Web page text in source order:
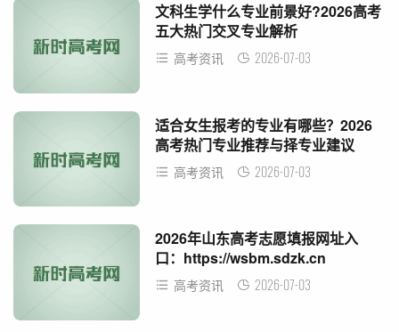
文科生学什么专业前景好?2026高考
五大热门交叉专业解析
高考资讯 2026-07-03
适合女生报考的专业有哪些？2026
高考热门专业推荐与择专业建议
高考资讯 2026-07-03
2026年山东高考志愿填报网址入
口：https://wsbm.sdzk.cn
高考资讯 2026-07-03